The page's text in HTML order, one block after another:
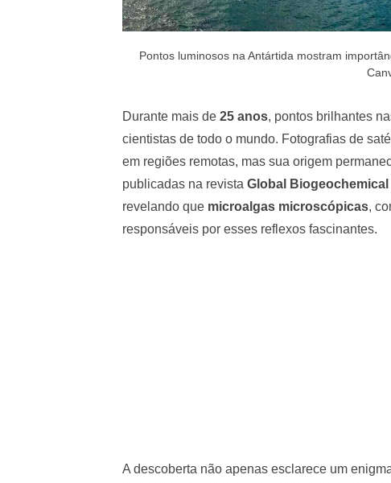
Pontos luminosos na Antártida mostram
Durante mais de 25 anos, pontos brilhantes
cientistas de todo o mundo. Fotografias de
em regiões remotas, mas sua origem
publicadas na revista Global
revelando que microalgas microscópicas,
responsáveis por esses reflexos fascinantes.
A descoberta não apenas esclarece um